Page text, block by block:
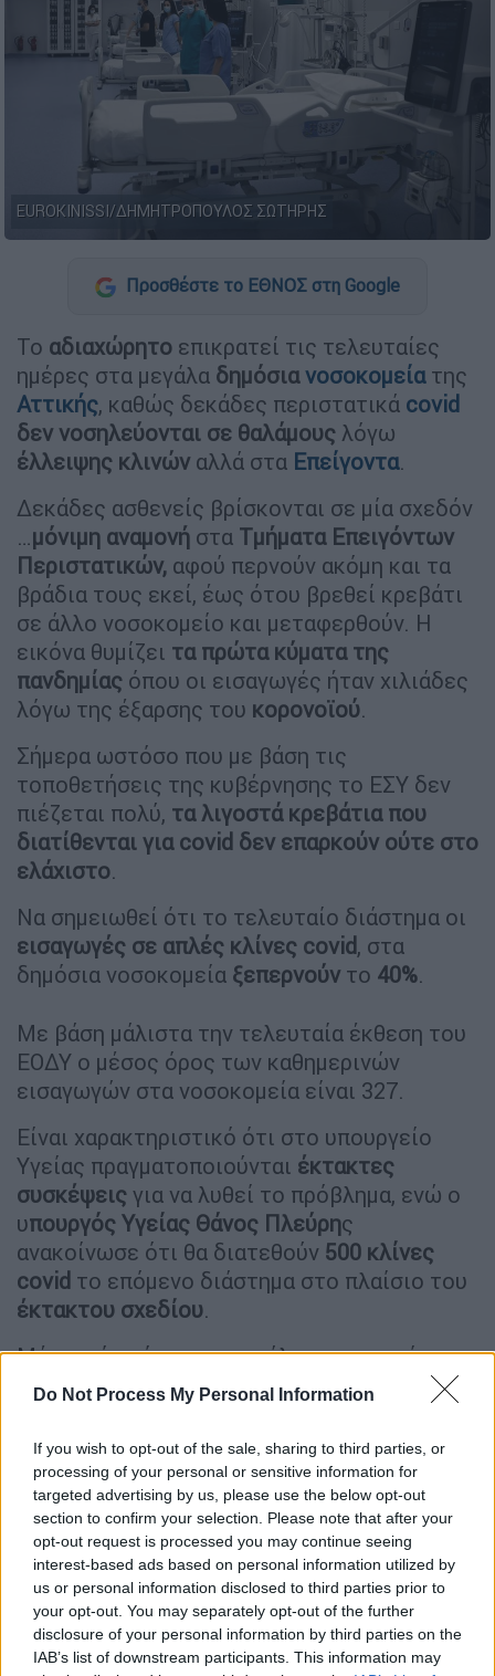
Do Not Process My Personal Information
If you wish to opt-out of the sale, sharing to third parties, or
processing of your personal or sensitive information for
targeted advertising by us, please use the below opt-out
section to confirm your selection. Please note that after your
opt-out request is processed you may continue seeing
interest-based ads based on personal information utilized by
us or personal information disclosed to third parties prior to
your opt-out. You may separately opt-out of the further
disclosure of your personal information by third parties on the
IAB’s list of downstream participants. This information may
EUROKINISSI/ΔΗΜΗΤΡΟΠΟΥΛΟΣ ΣΩΤΗΡΗΣ
Προσθέστε το ΕΘΝΟΣ στη Google
Το αδιαχώρητο επικρατεί τις τελευταίες
ημέρες στα μεγάλα δημόσιανοσοκομεία της
Αττικής, καθώς δεκάδες περιστατικά covid
δεν νοσηλεύονται σε θαλάμους λόγω
έλλειψης κλινών αλλά στα Επείγοντα.
Δεκάδες ασθενείς βρίσκονται σε μία σχεδόν
…μόνιμη αναμονή στα Τμήματα Επειγόντων
Περιστατικών, αφού περνούν ακόμη και τα
βράδια τους εκεί, έως ότου βρεθεί κρεβάτι
σε άλλο νοσοκομείο και μεταφερθούν. Η
εικόνα θυμίζει τα πρώτα κύματα της
πανδημίας όπου οι εισαγωγές ήταν χιλιάδες
λόγω της έξαρσης του κορονοϊού.
Σήμερα ωστόσο που με βάση τις
τοποθετήσεις της κυβέρνησης το ΕΣΥ δεν
πιέζεται πολύ, τα λιγοστά κρεβάτια που
διατίθενται για covid δεν επαρκούν ούτε στο
ελάχιστο.
Να σημειωθεί ότι το τελευταίο διάστημα οι
εισαγωγές σε απλές κλίνες covid, στα
δημόσια νοσοκομεία ξεπερνούν το 40%.
Με βάση μάλιστα την τελευταία έκθεση του
ΕΟΔΥ ο μέσος όρος των καθημερινών
εισαγωγών στα νοσοκομεία είναι 327.
Είναι χαρακτηριστικό ότι στο υπουργείο
Υγείας πραγματοποιούνται έκτακτες
συσκέψεις για να λυθεί το πρόβλημα, ενώ ο
υπουργός Υγείας Θάνος Πλεύρης
ανακοίνωσε ότι θα διατεθούν 500 κλίνες
covid το επόμενο διάστημα στο πλαίσιο του
έκτακτου σχεδίου.
Μέχρι τότε όμως τα μεγάλα νοσοκομεία της
Αθήνας ασφυκτιούνκαι οι ασθενείς με
κορονοϊό βασανίζονται περιμένοντας στα
Επείγοντα να μεταφερθούν σε άλλα
νοσοκομεία όπου μπορεί να υπάρχει χώρος
για να νοσηλευτούν.
Γιατί επικρατεί χάος
Η κατάσταση δεν έχει διαμορφωθεί τυχαία
έτσι. Το υπουργείο Υγείας καθυστέρησε
όπως φαίνεται να ανοίξει απλές κλίνες covid